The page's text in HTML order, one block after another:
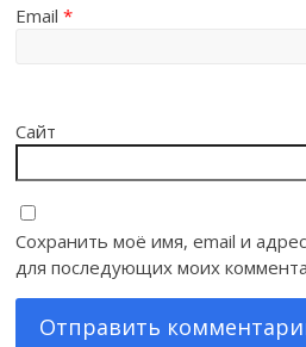
Email*
Сайт
Сохранить моё имя, email и
для последующих моих